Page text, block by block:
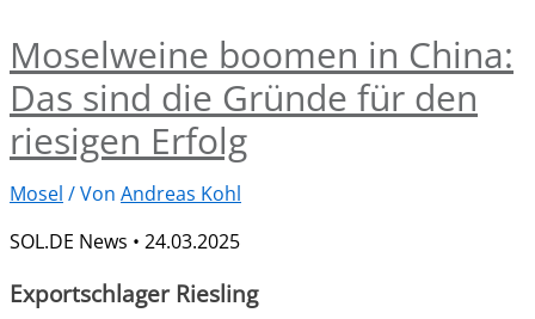
Moselweine boomen in China:
Das sind die Gründe für den
riesigen Erfolg
Mosel / Von Andreas Kohl
SOL.DE News • 24.03.2025
Exportschlager Riesling